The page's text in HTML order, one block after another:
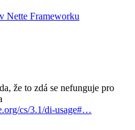
Nette Frameworku
že to zdá se nefunguje pro
cs/3.1/di-usage#…